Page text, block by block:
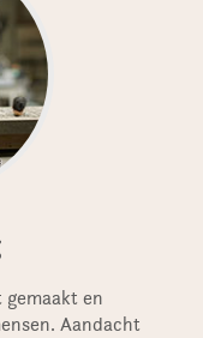
en
Aandacht